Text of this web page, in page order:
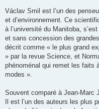
g
e
Václav Smil est l’un des
et d’environnement. Ce
à l’université du Manitoba,
et sans concession des
décrit comme « le plus grand
» par la revue Science, et
phénoménal qui remet les faits
modes ».
Souvent comparé à Jean-Marc
Il est l’un des auteurs les plus